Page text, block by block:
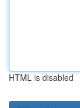
HTML is disabled